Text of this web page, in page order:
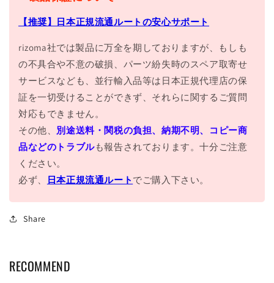
【推奨】日本正規流通ルートの安心サポート
rizoma社では製品に万全を期しておりますが、もしも
の不具合や不意の破損、パーツ紛失時のスペア取寄せ
サービスなども、並行輸入品等は日本正規代理店の保
証を一切受けることができず、それらに関するご質問
対応もできません。
その他、 別途送料・関税の負担、納期不明、コピー商
品などのトラブルも報告されております。十分ご注意
ください。
必ず、
日本正規流通ルート でご購入下さい。
Share
RECOMMEND